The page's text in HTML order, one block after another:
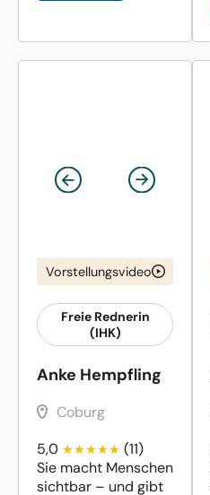
Vorstellungsvideo
Freie Rednerin
(IHK)
Anke Hempfling
Coburg
5,0
(11)
Sie macht Menschen
sichtbar – und gibt